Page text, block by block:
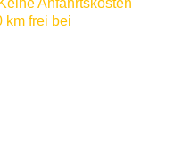
Anfahrtskosten
km frei bei